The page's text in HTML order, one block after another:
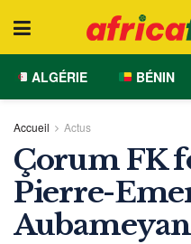
ALGÉRIE BÉNIN
Accueil Actus
Çorum FK
Pierre-